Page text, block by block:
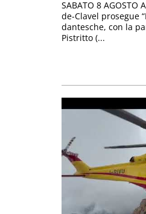
SABATO 8 AGOSTO
de-Clavel prosegue
dantesche, con la
Pistritto (...